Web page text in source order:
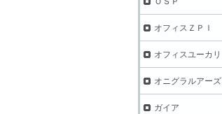
オフィスＺＰＩ
オフィスユーカリ
オニグラルアーズ
ガイア